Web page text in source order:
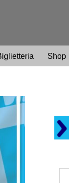
Shop